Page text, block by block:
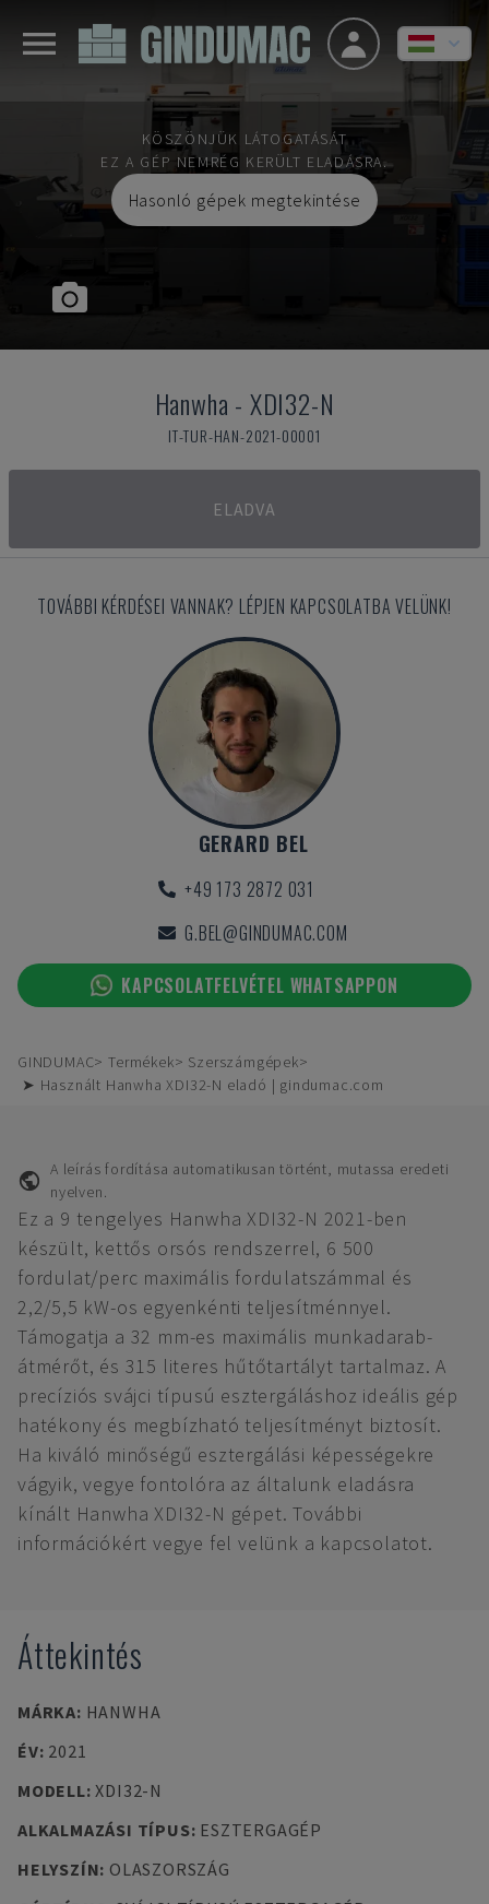
KÖSZÖNJÜK LÁTOGATÁSÁT
EZ A GÉP NEMRÉG KERÜLT ELADÁSRA.
Hasonló gépek megtekintése
Hanwha - XDI32-N
IT-TUR-HAN-2021-00001
ELADVA
TOVÁBBI KÉRDÉSEI VANNAK? LÉPJEN KAPCSOLATBA VELÜNK!
GERARD BEL
+49 173 2872 031
G.BEL@GINDUMAC.COM
KAPCSOLATFELVÉTEL WHATSAPPON
GINDUMAC Termékek
Szerszámgépek
➤ Használt Hanwha XDI32-N eladó | gindumac.com
A leírás fordítása automatikusan történt, mutassa eredeti
nyelven.
Ez a 9 tengelyes Hanwha XDI32-N 2021-ben
készült, kettős orsós rendszerrel, 6 500
fordulat/perc maximális fordulatszámmal és
2,2/5,5 kW-os egyenkénti teljesítménnyel.
Támogatja a 32 mm-es maximális munkadarab-
átmérőt, és 315 literes hűtőtartályt tartalmaz. A
precíziós svájci típusú esztergáláshoz ideális gép
hatékony és megbízható teljesítményt biztosít.
Ha kiváló minőségű esztergálási képességekre
vágyik, vegye fontolóra az általunk eladásra
kínált Hanwha XDI32-N gépet. További
információkért vegye fel velünk a kapcsolatot.
Áttekintés
MÁRKA: HANWHA
ÉV: 2021
MODELL:XDI32-N
ALKALMAZÁSI TÍPUS: ESZTERGAGÉP
HELYSZÍN: OLASZORSZÁG